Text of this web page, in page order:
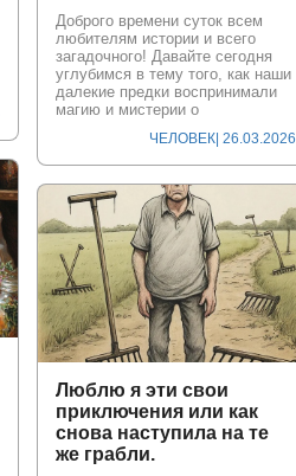
Доброго времени суток всем
любителям истории и всего
загадочного! Давайте сегодня
углубимся в тему того, как наши
далекие предки воспринимали
магию и мистерии о
ЧЕЛОВЕК| 26.03.2026
Люблю я эти свои
приключения или как
снова наступила на те
же грабли.